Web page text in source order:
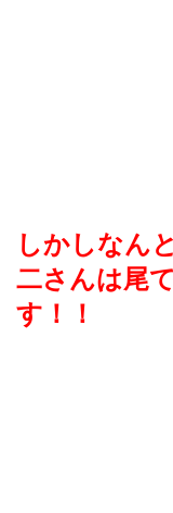
しかしなん
二さんは尾
す！！